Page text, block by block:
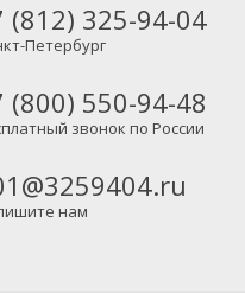
(812) 325-94-04
Петербург
(800) 550-94-48
звонок по России
нам